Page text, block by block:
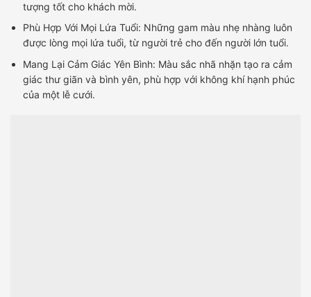
tượng tốt cho khách mời.
Phù Hợp Với Mọi Lứa Tuổi: Những gam màu nhẹ nhàng luôn
được lòng mọi lứa tuổi, từ người trẻ cho đến người lớn tuổi.
Mang Lại Cảm Giác Yên Bình: Màu sắc nhã nhặn tạo ra cảm
giác thư giãn và bình yên, phù hợp với không khí hạnh phúc
của một lễ cưới.